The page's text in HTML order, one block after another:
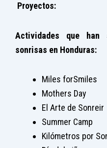
Proyectos:
Actividades que han
sonrisas en Honduras:
Miles forSmiles
Mothers Day
El Arte de Sonreir
Summer Camp
Kilómetros por